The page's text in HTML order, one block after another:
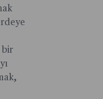
bir